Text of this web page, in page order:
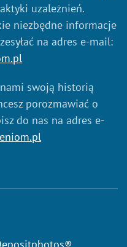
uzależnień.
niezbędne informacje
na adres e-mail:
swoją historią
porozmawiać o
do nas na adres e-